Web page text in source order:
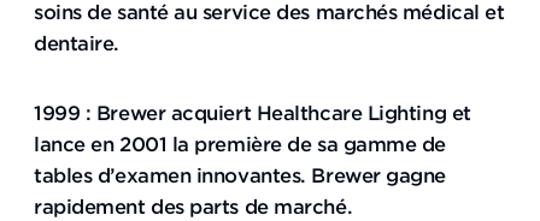
soins de santé au service des marchés médical et
dentaire.
1999 : Brewer acquiert Healthcare Lighting et
lance en 2001 la première de sa gamme de
tables d’examen innovantes. Brewer gagne
rapidement des parts de marché.